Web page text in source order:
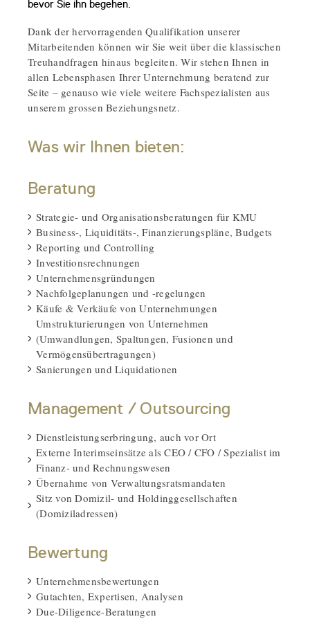
bevor Sie ihn begehen.
Dank der hervorragenden Qualifikation unserer
Mitarbeitenden können wir Sie weit über die klassischen
Treuhandfragen hinaus begleiten. Wir stehen Ihnen in
allen Lebensphasen Ihrer Unternehmung beratend zur
Seite – genauso wie viele weitere Fachspezialisten aus
unserem grossen Beziehungsnetz.
Was wir Ihnen bieten:
Beratung
Strategie- und Organisationsberatungen für KMU
Business-, Liquiditäts-, Finanzierungspläne, Budgets
Reporting und Controlling
Investitionsrechnungen
Unternehmensgründungen
Nachfolgeplanungen und -regelungen
Käufe & Verkäufe von Unternehmungen
Umstrukturierungen von Unternehmen
(Umwandlungen, Spaltungen, Fusionen und
Vermögensübertragungen)
Sanierungen und Liquidationen
Management / Outsourcing
Dienstleistungserbringung, auch vor Ort
Externe Interimseinsätze als CEO / CFO / Spezialist im
Finanz- und Rechnungswesen
Übernahme von Verwaltungsratsmandaten
Sitz von Domizil- und Holdinggesellschaften
(Domiziladressen)
Bewertung
Unternehmensbewertungen
Gutachten, Expertisen, Analysen
Due-Diligence-Beratungen